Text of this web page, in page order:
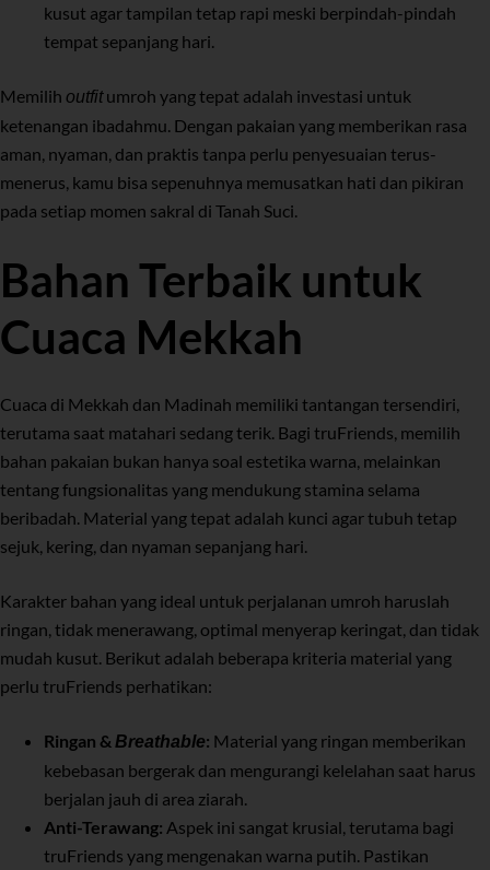
kusut agar tampilan tetap rapi meski berpindah-pindah
tempat sepanjang hari.
Memilih outfitumroh yang tepat adalah investasi untuk
ketenangan ibadahmu. Dengan pakaian yang memberikan rasa
aman, nyaman, dan praktis tanpa perlu penyesuaian terus-
menerus, kamu bisa sepenuhnya memusatkan hati dan pikiran
pada setiap momen sakral di Tanah Suci.
Bahan Terbaik untuk
Cuaca Mekkah
Cuaca di Mekkah dan Madinah memiliki tantangan tersendiri,
terutama saat matahari sedang terik. Bagi truFriends, memilih
bahan pakaian bukan hanya soal estetika warna, melainkan
tentang fungsionalitas yang mendukung stamina selama
beribadah. Material yang tepat adalah kunci agar tubuh tetap
sejuk, kering, dan nyaman sepanjang hari.
Karakter bahan yang ideal untuk perjalanan umroh haruslah
ringan, tidak menerawang, optimal menyerap keringat, dan tidak
mudah kusut. Berikut adalah beberapa kriteria material yang
perlu truFriends perhatikan:
Ringan & Breathable: Material yang ringan memberikan
kebebasan bergerak dan mengurangi kelelahan saat harus
berjalan jauh di area ziarah.
Anti-Terawang: Aspek ini sangat krusial, terutama bagi
truFriends yang mengenakan warna putih. Pastikan